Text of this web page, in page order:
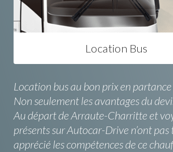
Location Bus
Location bus au bon prix en
Non seulement les avantages du
Au départ de Arraute-Charritte et
présents sur Autocar-Drive n’ont
apprécié les compétences de ce